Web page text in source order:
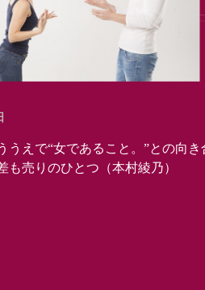
うえで“女であること。”との向き
も売りのひとつ（本村綾乃）